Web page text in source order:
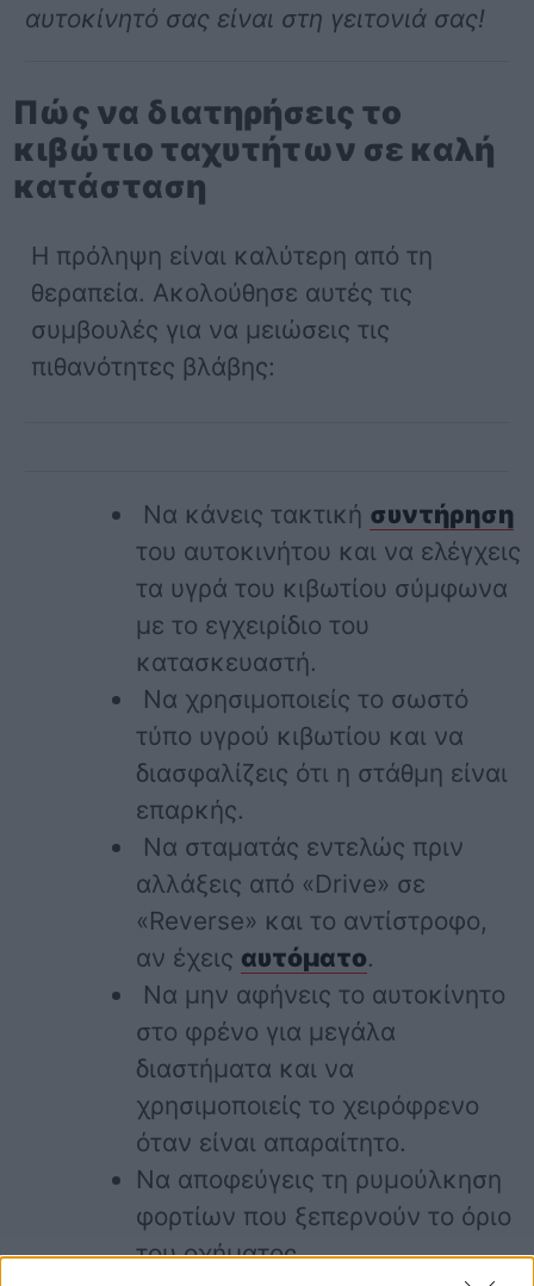
αυτοκίνητό σας είναι στη γειτονιά σας!
Πώς να διατηρήσεις το
κιβώτιο ταχυτήτων σε καλή
κατάσταση
Η πρόληψη είναι καλύτερη από τη
θεραπεία. Ακολούθησε αυτές τις
συμβουλές για να μειώσεις τις
πιθανότητες βλάβης:
Να κάνεις τακτική συντήρηση
του αυτοκινήτου και να ελέγχεις
τα υγρά του κιβωτίου σύμφωνα
με το εγχειρίδιο του
κατασκευαστή.
Να χρησιμοποιείς το σωστό
τύπο υγρού κιβωτίου και να
διασφαλίζεις ότι η στάθμη είναι
επαρκής.
Να σταματάς εντελώς πριν
αλλάξεις από «Drive» σε
«Reverse» και το αντίστροφο,
αν έχεις αυτόματο.
Να μην αφήνεις το αυτοκίνητο
στο φρένο για μεγάλα
διαστήματα και να
χρησιμοποιείς το χειρόφρενο
όταν είναι απαραίτητο.
Να αποφεύγεις τη ρυμούλκηση
φορτίων που ξεπερνούν το όριο
του οχήματος.